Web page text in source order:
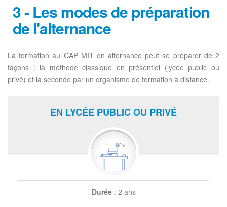
3 - Les modes de préparation
de l'alternance
La formation au CAP MIT en alternance peut se préparer de 2
façons : la méthode classique en présentiel (lycée public ou
privé) et la seconde par un organisme de formation à distance.
EN LYCÉE PUBLIC OU PRIVÉ
Durée: 2 ans